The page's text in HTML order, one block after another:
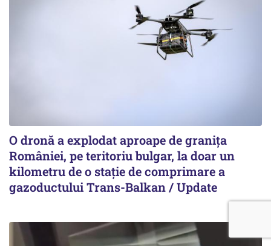
O dronă a explodat aproape de granița
României, pe teritoriu bulgar, la doar un
kilometru de o stație de comprimare a
gazoductului Trans-Balkan / Update